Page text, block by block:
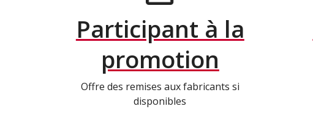
Participant à la
promotion
Offre des remises aux fabricants si
disponibles